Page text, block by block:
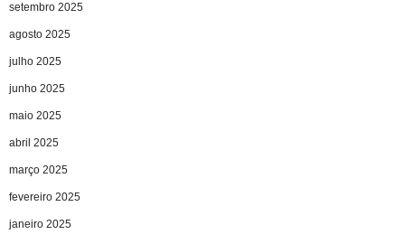
setembro 2025
agosto 2025
julho 2025
junho 2025
maio 2025
abril 2025
março 2025
fevereiro 2025
janeiro 2025